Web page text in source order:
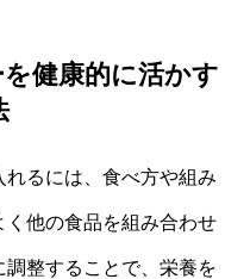
健康的に活かす
るには、食べ方や組み
他の食品を組み合わせ
整することで、栄養を